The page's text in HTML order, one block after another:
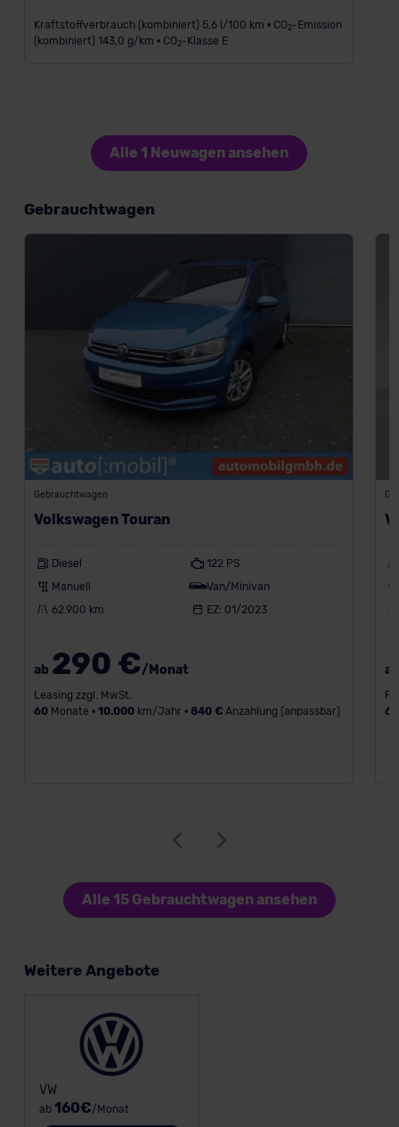
Kraftstoffverbrauch (kombiniert) 5,6 l/100 km • CO2-Emission
(kombiniert) 143,0 g/km • CO2-Klasse E
Alle 1 Neuwagen ansehen
Gebrauchtwagen
Gebrauchtwagen
Volkswagen Touran
Diesel
122 PS
Manuell
Van/Minivan
62.900 km
EZ: 01/2023
ab 290 €/Monat
Leasing zzgl. MwSt.
60Monate • 10.000km/Jahr • 840 €Anzahlung (anpassbar)
60
Alle 15 Gebrauchtwagen ansehen
Weitere Angebote
VW
ab 160€/Monat